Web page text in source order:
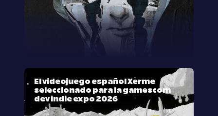
El videojuego español Xerme
seleccionado para la gamescom
dev indie expo 2026